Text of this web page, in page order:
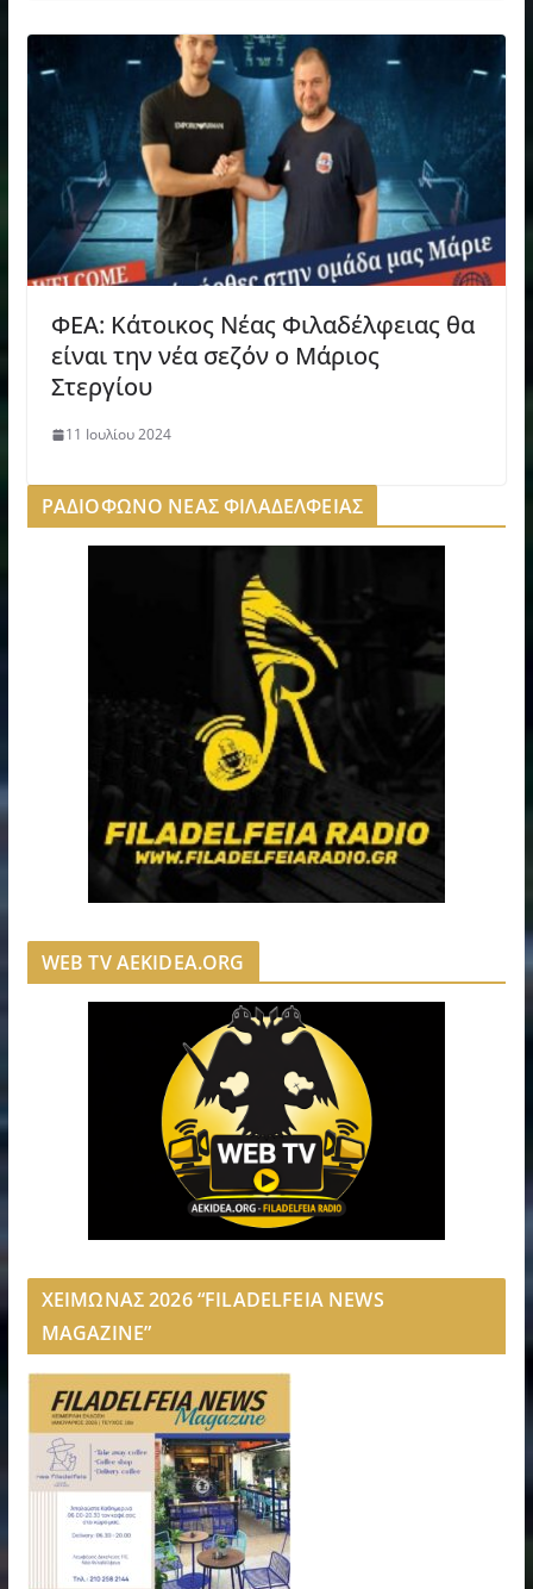
ΦΕΑ: Κάτοικος Νέας Φιλαδέλφειας θα
είναι την νέα σεζόν ο Μάριος
Στεργίου
11 Ιουλίου 2024
ΡΑΔΙΟΦΩΝΟ ΝΕΑΣ ΦΙΛΑΔΕΛΦΕΙΑΣ
WEB TV AEKIDEA.ORG
ΧΕΙΜΩΝΑΣ 2026 “FILADELFEIA NEWS
MAGAZINE”